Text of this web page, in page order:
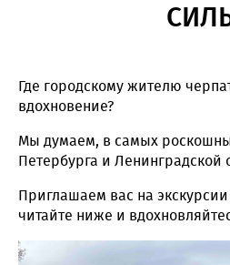
Где городскому жителю
вдохновение?
Мы думаем, в самых
Петербурга и Ленинградской
Приглашаем вас на
читайте ниже и